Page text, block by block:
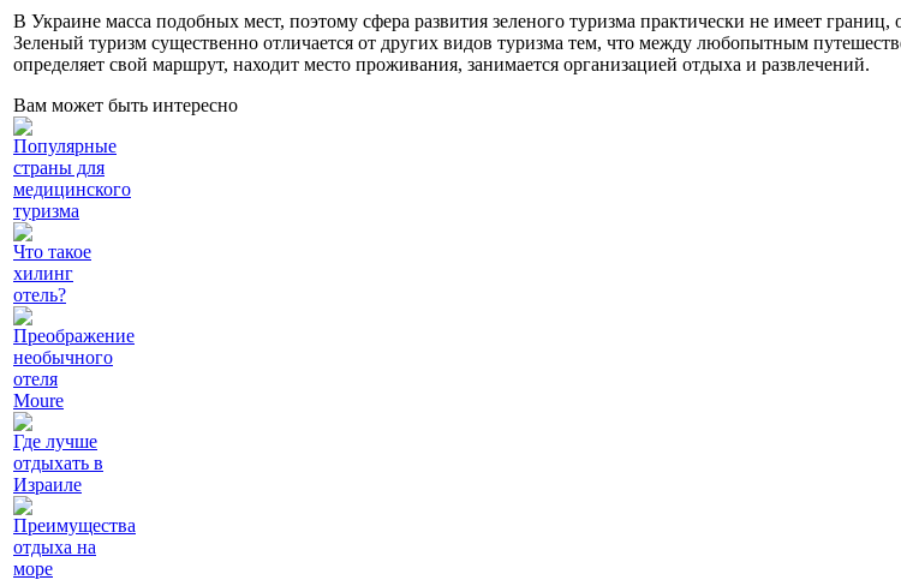
В Украине масса подобных мест, поэтому сфера развития зеленого туризма практически не имеет
Зеленый туризм существенно отличается от других видов туризма тем, что между любопытным
определяет свой маршрут, находит место проживания, занимается организацией отдыха и развлечений.
Вам может быть интересно
Популярные
страны для
медицинского
туризма
Что такое
хилинг
отель?
Преображение
необычного
отеля
Moure
Где лучше
отдыхать в
Израиле
Преимущества
отдыха на
море